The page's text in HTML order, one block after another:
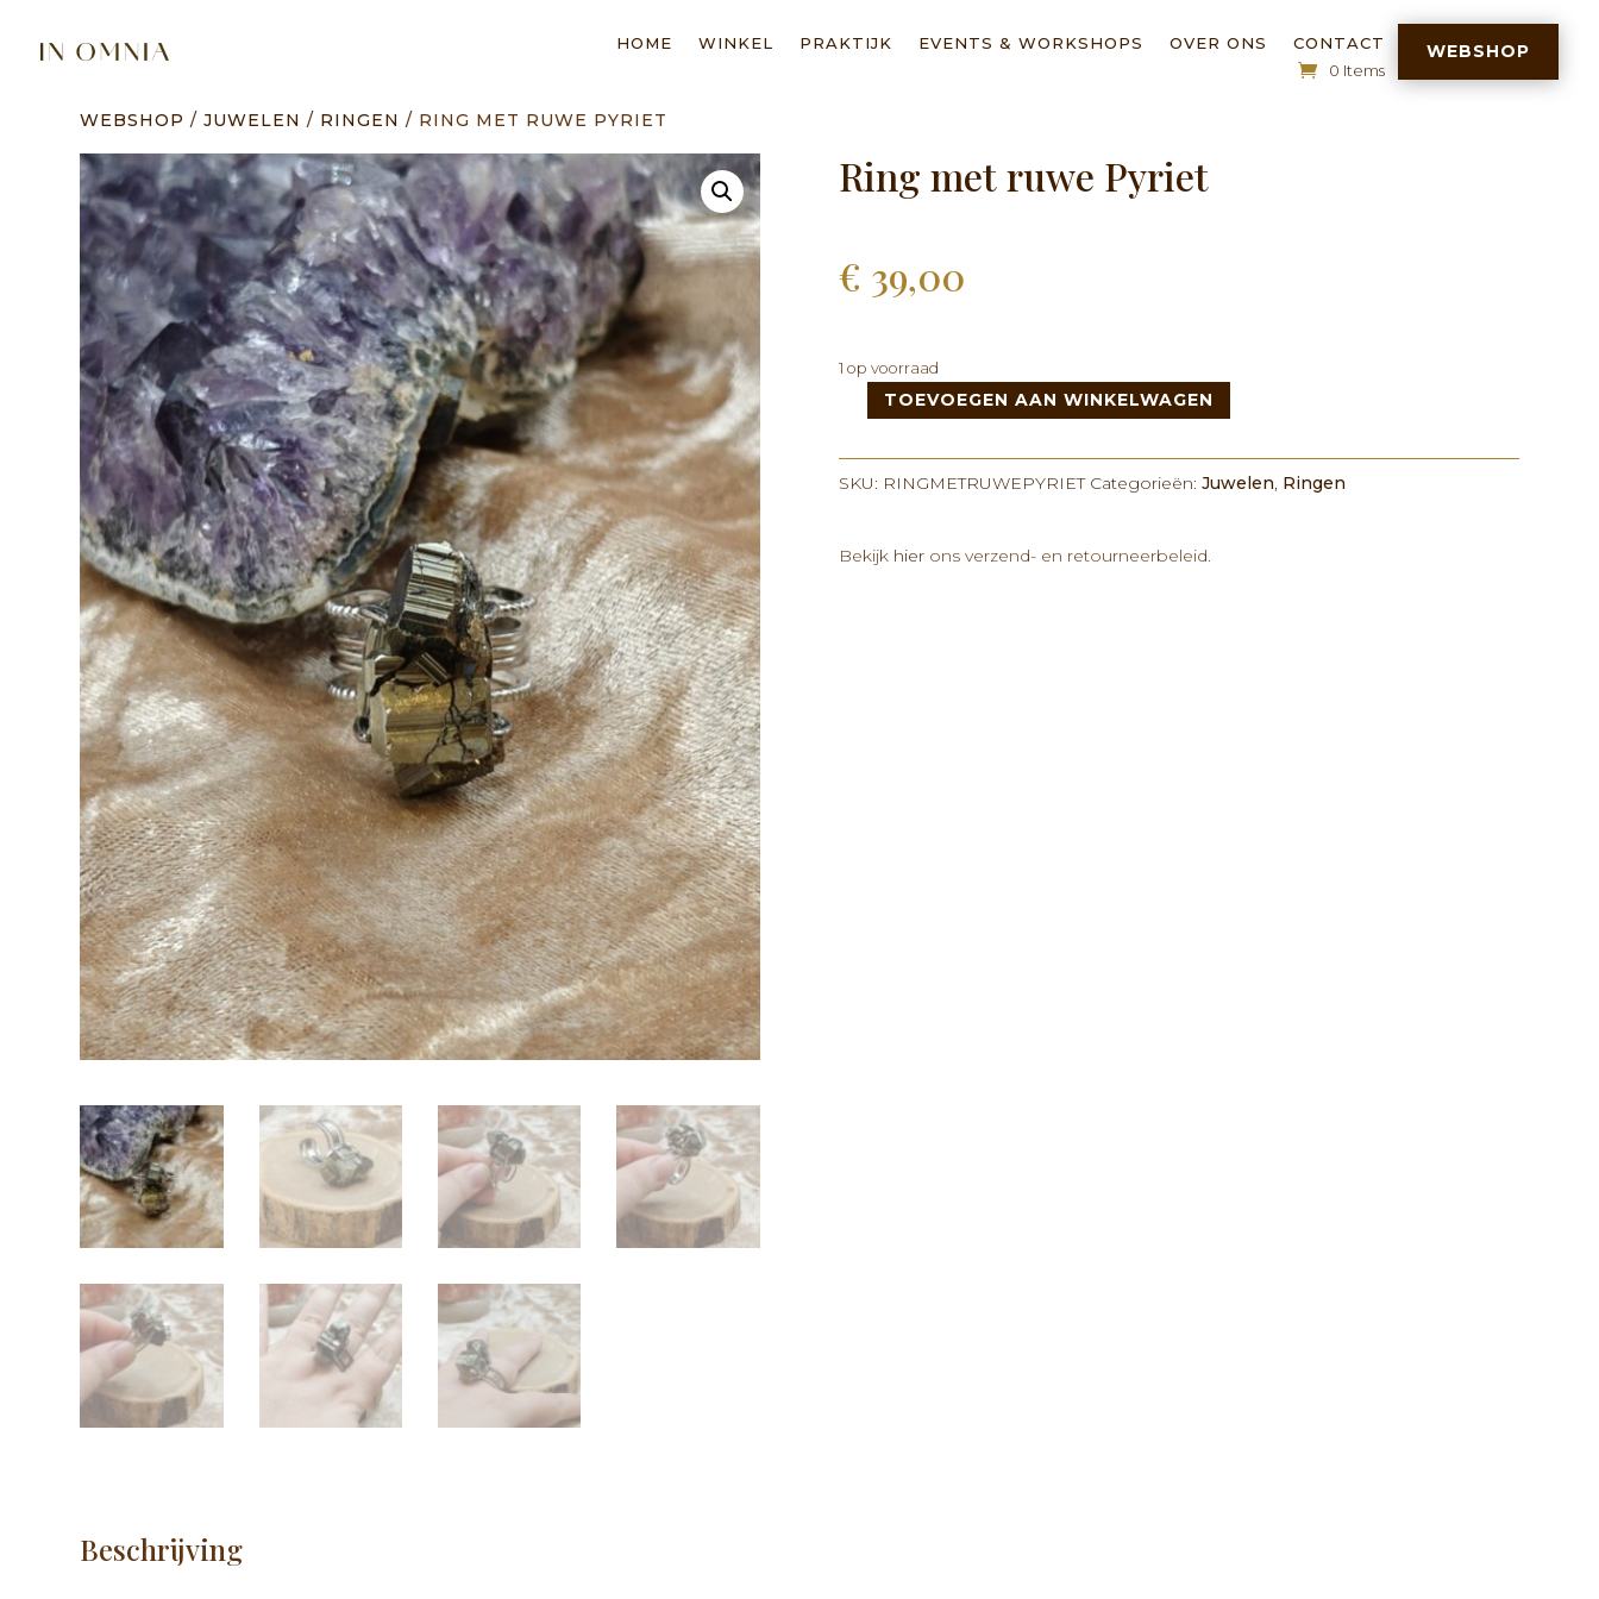
HOME WINKEL PRAKTIJK EVENTS & WORKSHOPS OVER ONS
CONTACT
0 Items
WEBSHOP
WEBSHOP /JUWELEN / RINGEN / RING MET RUWE PYRIET
Ring met ruwe Pyriet
€ 39,00
1 op voorraad
ruwe
Pyriet
TOEVOEGEN AAN WINKELWAGEN
SKU: RINGMETRUWEPYRIET Categorieën:Juwelen, Ringen
Bekijk hier ons verzend- en retourneerbeleid.
Beschrijving